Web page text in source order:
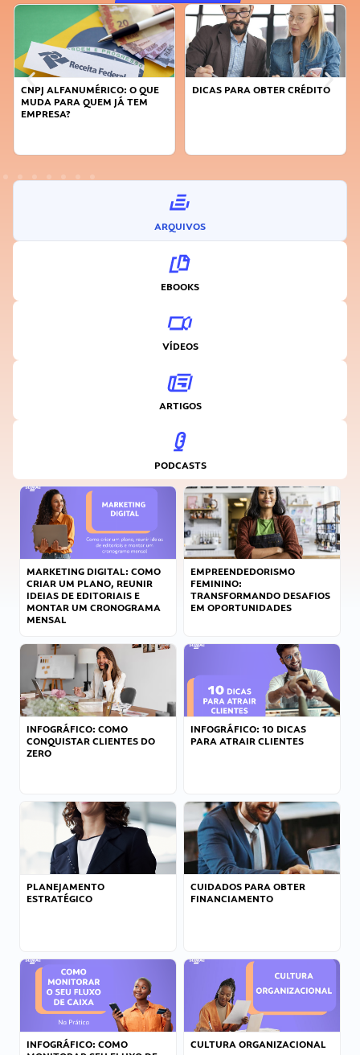
DICAS PARA OBTER CRÉDITO
FAÇA A DIFERENÇA: SEJA
ARQUIVOS
EBOOKS
VÍDEOS
ARTIGOS
PODCASTS
MARKETING DIGITAL: COMO
CRIAR UM PLANO, REUNIR
IDEIAS DE EDITORIAIS E
MONTAR UM CRONOGRAMA
MENSAL
EMPREENDEDORISMO
FEMININO:
TRANSFORMANDO DESAFIOS
EM OPORTUNIDADES
INFOGRÁFICO: COMO
CONQUISTAR CLIENTES DO
ZERO
INFOGRÁFICO: 10 DICAS
PARA ATRAIR CLIENTES
PLANEJAMENTO
ESTRATÉGICO
CUIDADOS PARA OBTER
FINANCIAMENTO
INFOGRÁFICO: COMO
CULTURA ORGANIZACIONAL